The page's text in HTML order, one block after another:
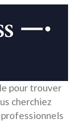
pour trouver
cherchiez